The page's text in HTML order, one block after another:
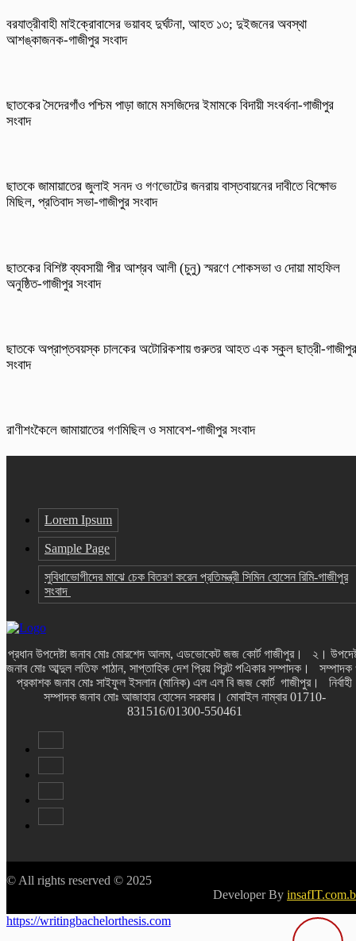
বরযাত্রীবাহী মাইক্রোবাসের ভয়াবহ দুর্ঘটনা, আহত ১৩; দুইজনের অবস্থা
আশঙ্কাজনক-গাজীপুর সংবাদ
ছাতকের সৈদেরগাঁও পশ্চিম পাড়া জামে মসজিদের ইমামকে বিদায়ী সংবর্ধনা-গাজীপুর
সংবাদ
ছাতকে জামায়াতের জুলাই সনদ ও গণভোটের জনরায় বাস্তবায়নের দাবীতে বিক্ষোভ
মিছিল, প্রতিবাদ সভা-গাজীপুর সংবাদ
ছাতকের বিশিষ্ট ব্যবসায়ী পীর আশ্রব আলী (চুনু) স্মরণে শোকসভা ও দোয়া মাহফিল
অনুষ্ঠিত-গাজীপুর সংবাদ
ছাতকে অপ্রাপ্তবয়স্ক চালকের অটোরিকশায় গুরুতর আহত এক স্কুল ছাত্রী-গাজীপুর
সংবাদ
রাণীশংকৈলে জামায়াতের গণমিছিল ও সমাবেশ-গাজীপুর সংবাদ
Lorem Ipsum
Sample Page
সুবিধাভোগীদের মাঝে চেক বিতরণ করেন প্রতিমন্ত্রী সিমিন হোসেন রিমি-গাজীপুর
সংবাদ
প্রধান উপদেষ্টা জনাব মোঃ মোরশেদ আলম, এডভোকেট জজ কোর্ট গাজীপুর। ২।
জনাব মোঃ আব্দুল লতিফ পাঠান, সাপ্তাহিক দেশ প্রিয় প্রিন্ট পএিকার সম্পাদক।
প্রকাশক জনাব মোঃ সাইফুল ইসলান (মানিক) এল এল বি জজ কোর্ট গাজীপুর। নির্বাহী
সম্পাদক জনাব মোঃ আজাহার হোসেন সরকার। মোবাইল নাম্বার 01710-
831516/01300-550461
© All rights reserved © 2025
Developer By
https://writingbachelorthesis.com